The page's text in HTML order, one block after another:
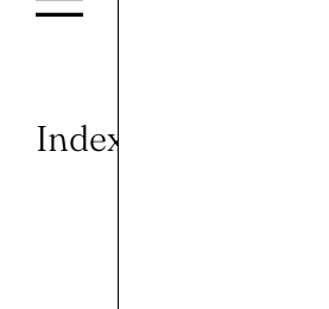
Index of the Past